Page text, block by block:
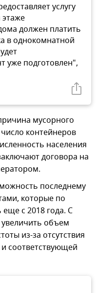
услугу
этаже
должен платить
в однокомнатной
уже подготовлен",
мусорного
контейнеров
населения
договора на
последнему
которые по
с 2018 года. С
объем
из-за отсутствия
соответствующей